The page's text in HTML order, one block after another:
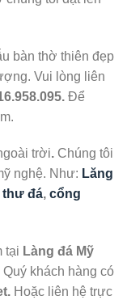
bàn thờ thiên đẹp
Vui lòng liên
Để
trời. Chúng tôi
nghệ. Như: Lăng
thư đá, cổng
tại Làng đá Mỹ
Quý khách hàng có
Hoặc liên hệ trực